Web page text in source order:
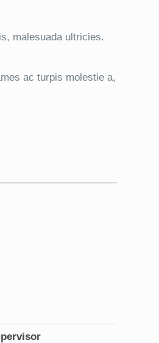
malesuada ultricies.
ac turpis molestie a,